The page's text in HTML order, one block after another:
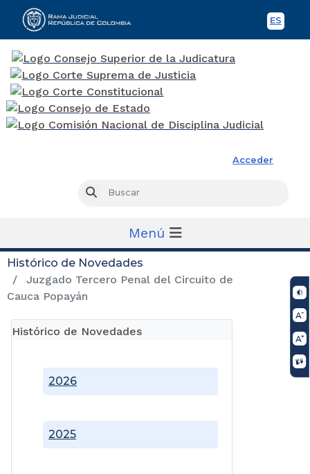
ES
Acceder
Buscar
Menú
Histórico de Novedades
Juzgado Tercero Penal del Circuito de
Cauca Popayán
Histórico de Novedades
2025
2026